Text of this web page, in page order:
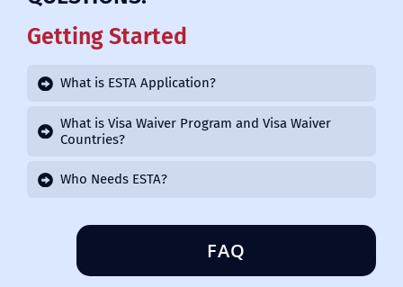
Getting Started
What is ESTA Application?
What is Visa Waiver Program and Visa Waiver
Countries?
Who Needs ESTA?
FAQ